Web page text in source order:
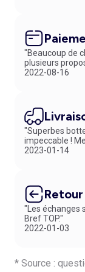
"Beaucoup de
plusieurs
2022-08-16
"Superbes
impeccable !
2023-01-14
"Les échanges
Bref TOP."
2022-01-03
* Source :